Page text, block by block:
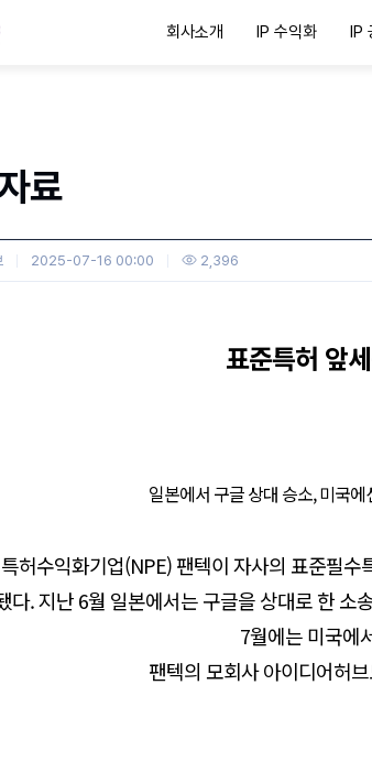
회사소개 IP 수익화 IP
료
2025-07-16 00:00
2,396
표준특허 앞
일본에서 구글 상대 승소, 미국
허수익화기업(NPE) 팬텍이 자사의 표준필
다. 지난 6월 일본에서는 구글을 상대로 한 소
7월에는 미국에
팬텍의 모회사 아이디어허